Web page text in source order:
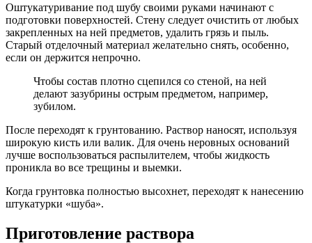
Оштукатуривание под шубу своими руками начинают с
подготовки поверхностей. Стену следует очистить от любых
закрепленных на ней предметов, удалить грязь и пыль.
Старый отделочный материал желательно снять, особенно,
если он держится непрочно.
Чтобы состав плотно сцепился со стеной, на ней
делают зазубрины острым предметом, например,
зубилом.
После переходят к грунтованию. Раствор наносят, используя
широкую кисть или валик. Для очень неровных оснований
лучше воспользоваться распылителем, чтобы жидкость
проникла во все трещины и выемки.
Когда грунтовка полностью высохнет, переходят к нанесению
штукатурки «шуба».
Приготовление раствора